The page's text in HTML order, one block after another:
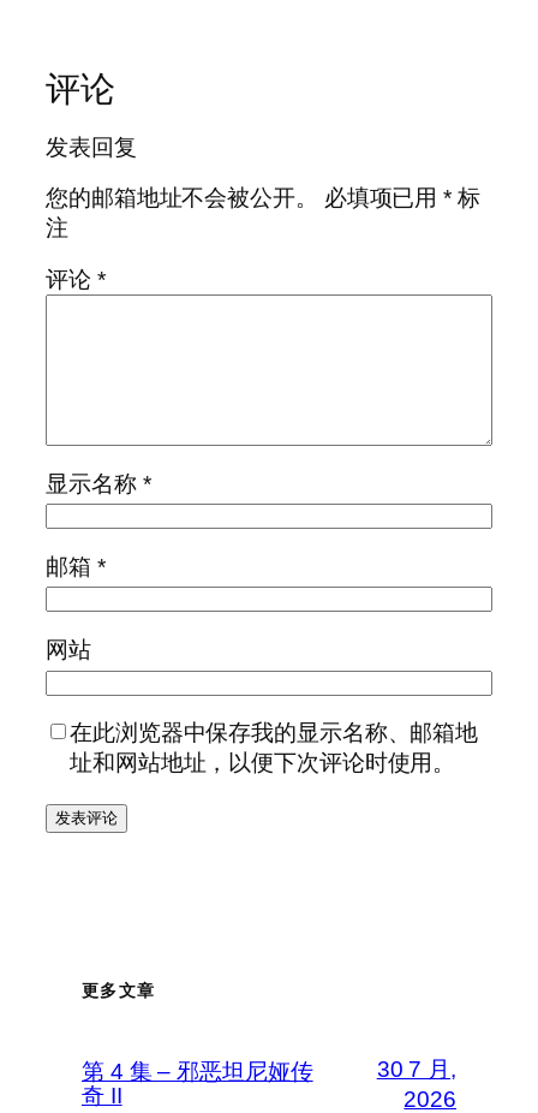
评论
发表回复
您的邮箱地址不会被公开。
必填项已用* 标
注
评论 *
显示名称 *
邮箱 *
网站
在此浏览器中保存我的显示名称、邮箱地
址和网站地址，以便下次评论时使用。
更多文章
第 4 集 – 邪恶坦尼娅传
奇 II
30 7 月,
2026